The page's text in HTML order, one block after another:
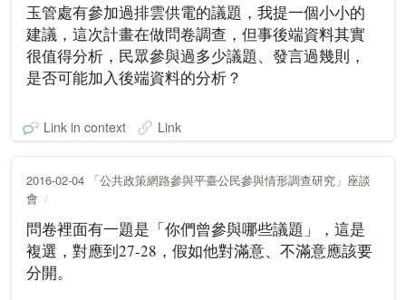
玉管處有參加過排雲供電的議題，我提一個小小的
建議，這次計畫在做問卷調查，但事後端資料其實
很值得分析，民眾參與過多少議題、發言過幾則，
是否可能加入後端資料的分析？
Link in context Link
2016-02-04 「公共政策網路參與平臺公民參與情形調查研究」座談
會
問卷裡面有一題是「你們曾參與哪些議題」，這是
複選，對應到27-28，假如他對滿意、不滿意應該要
分開。